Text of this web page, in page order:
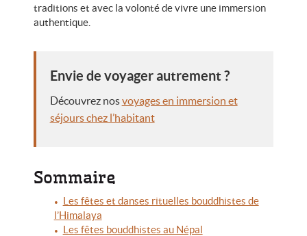
traditions et avec la volonté de vivre une immersion
authentique.
Envie de voyager autrement ?
Découvrez nosvoyages en immersion et
séjours chez l’habitant
Sommaire
Les fêtes et danses rituelles bouddhistes de
l’Himalaya
Les fêtes bouddhistes au Népal